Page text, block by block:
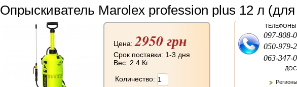
Опрыскиватель Marolex profession plus 12 л
Цена:2950 грн
Срок поставки: 1-3 дня
Вес: 2.4 Кг
Количество:
ТЕЛЕФОНЫ
097-808-
050-979-
063-347-